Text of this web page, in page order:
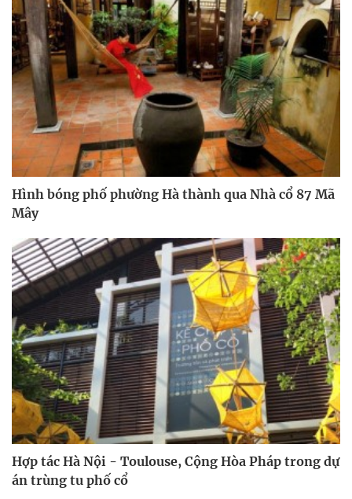
Hình bóng phố phường Hà thành qua Nhà cổ 87 Mã
Mây
Hợp tác Hà Nội - Toulouse, Cộng Hòa Pháp trong dự
án trùng tu phố cổ